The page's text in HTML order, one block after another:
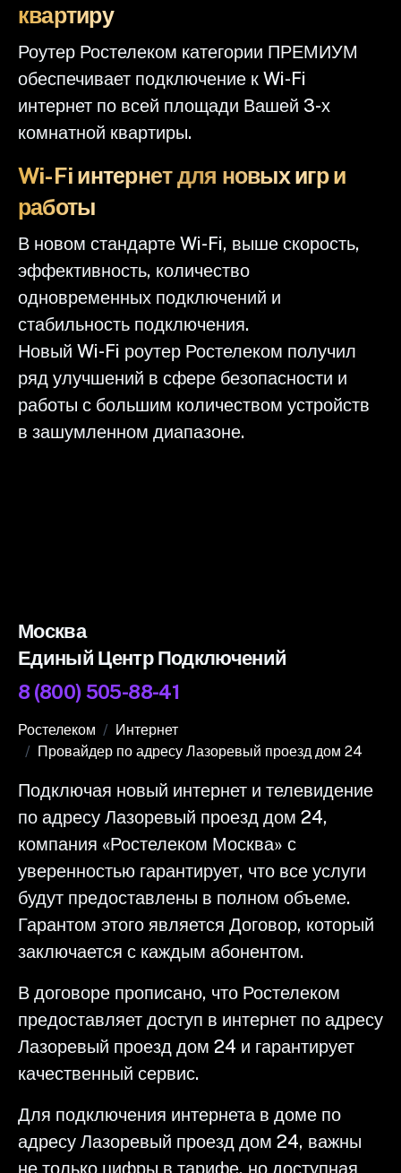
квартиру
Роутер Ростелеком категории ПРЕМИУМ
обеспечивает подключение к Wi-Fi
интернет по всей площади Вашей 3-х
комнатной квартиры.
Wi-Fi интернет для новых игр и
работы
В новом стандарте Wi-Fi, выше скорость,
эффективность, количество
одновременных подключений и
стабильность подключения.
Новый Wi-Fi роутер Ростелеком получил
ряд улучшений в сфере безопасности и
работы с большим количеством устройств
в зашумленном диапазоне.
Москва
Единый Центр Подключений
8 (800) 505-88-41
Ростелеком
Интернет
Провайдер по адресу Лазоревый проезд дом 24
Подключая новый интернет и телевидение
по адресу Лазоревый проезд дом 24,
компания «Ростелеком Москва» с
уверенностью гарантирует, что все услуги
будут предоставлены в полном объеме.
Гарантом этого является Договор, который
заключается с каждым абонентом.
В договоре прописано, что Ростелеком
предоставляет доступ в интернет по адресу
Лазоревый проезд дом 24 и гарантирует
качественный сервис.
Для подключения интернета в доме по
адресу Лазоревый проезд дом 24, важны
не только цифры в тарифе, но доступная